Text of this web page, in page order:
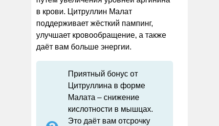
в крови. Цитруллин Малат
поддерживает жёсткий пампинг,
улучшает кровообращение, а также
даёт вам больше энергии.
Приятный бонус от
Цитруллина в форме
Малата – снижение
кислотности в мышцах.
Это даёт вам отсрочку